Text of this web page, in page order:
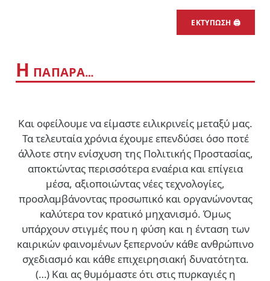
ΕΚΤΥΠΩΣΗ 🖨
Η ΠΑΠΑΡΑ…
Και οφείλουμε να είμαστε ειλικρινείς μεταξύ μας.
Τα τελευταία χρόνια έχουμε επενδύσει όσο ποτέ
άλλοτε στην ενίσχυση της Πολιτικής Προστασίας,
αποκτώντας περισσότερα εναέρια και επίγεια
μέσα, αξιοποιώντας νέες τεχνολογίες,
προσλαμβάνοντας προσωπικό και οργανώνοντας
καλύτερα τον κρατικό μηχανισμό. Όμως
υπάρχουν στιγμές που η φύση και η ένταση των
καιρικών φαινομένων ξεπερνούν κάθε ανθρώπινο
σχεδιασμό και κάθε επιχειρησιακή δυνατότητα.
(…) Και ας θυμόμαστε ότι στις πυρκαγιές η